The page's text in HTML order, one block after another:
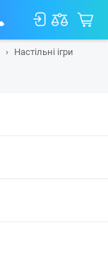
Настільні ігри